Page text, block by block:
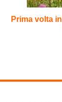
Prima volta